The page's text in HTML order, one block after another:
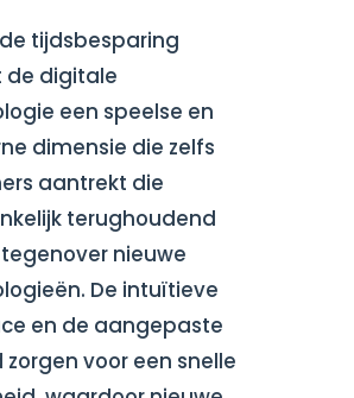
tijdsbesparing
de digitale
een speelse en
dimensie die zelfs
aantrekt die
terughoudend
nieuwe
De intuïtieve
en de aangepaste
zorgen voor een snelle